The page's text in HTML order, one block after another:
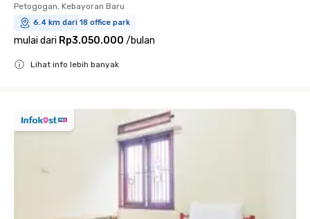
Petogogan, Kebayoran Baru
6.4 km dari 18 office park
mulai dari Rp3.050.000 /bulan
Lihat info lebih banyak